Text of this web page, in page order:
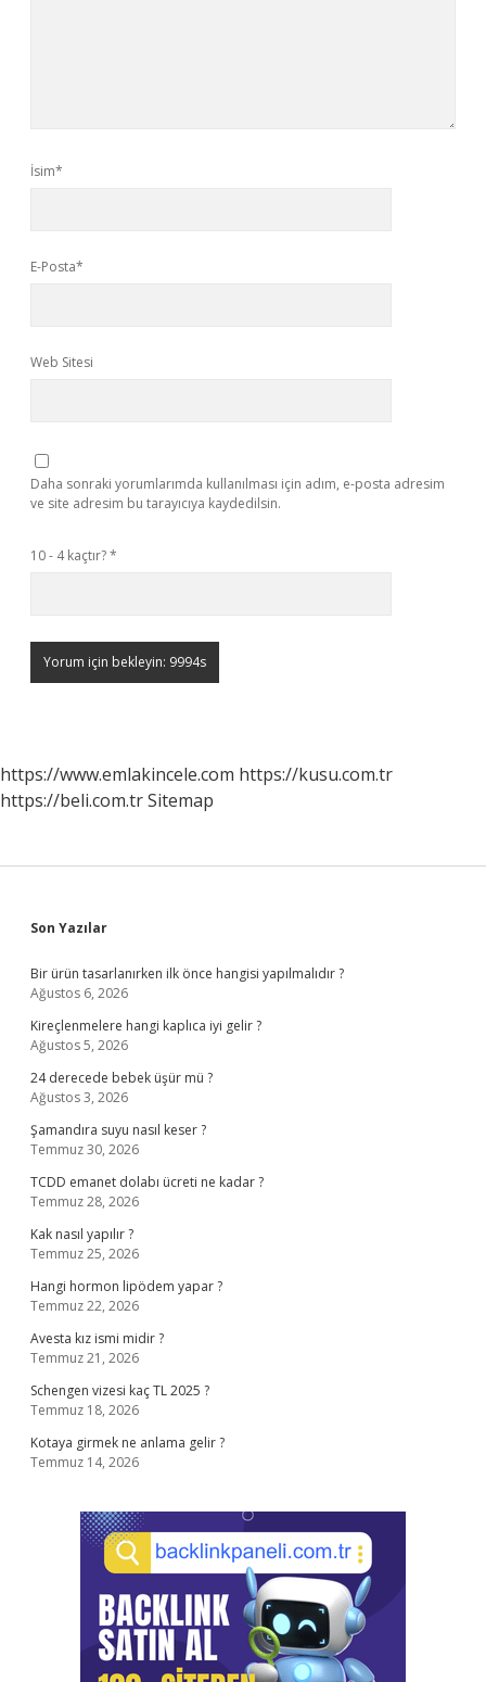
İsim*
E-Posta*
Web Sitesi
Daha sonraki yorumlarımda kullanılması için adım, e-posta adresim
ve site adresim bu tarayıcıya kaydedilsin.
10 - 4 kaçtır?*
https://www.emlakincele.com https://kusu.com.tr
https://beli.com.trSitemap
Sidebar
Son Yazılar
Bir ürün tasarlanırken ilk önce hangisi yapılmalıdır ?
Ağustos 6, 2026
Kireçlenmelere hangi kaplıca iyi gelir ?
Ağustos 5, 2026
24 derecede bebek üşür mü ?
Ağustos 3, 2026
Şamandıra suyu nasıl keser ?
Temmuz 30, 2026
TCDD emanet dolabı ücreti ne kadar ?
Temmuz 28, 2026
Kak nasıl yapılır ?
Temmuz 25, 2026
Hangi hormon lipödem yapar ?
Temmuz 22, 2026
Avesta kız ismi midir ?
Temmuz 21, 2026
Schengen vizesi kaç TL 2025 ?
Temmuz 18, 2026
Kotaya girmek ne anlama gelir ?
Temmuz 14, 2026